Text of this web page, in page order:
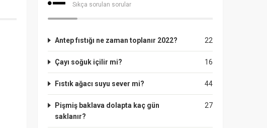
Sıkça sorulan sorular
22
Antep fıstığı ne zaman toplanır 2022?
16
Çayı soğuk içilir mi?
44
Fıstık ağacı suyu sever mi?
27
Pişmiş baklava dolapta kaç gün
saklanır?